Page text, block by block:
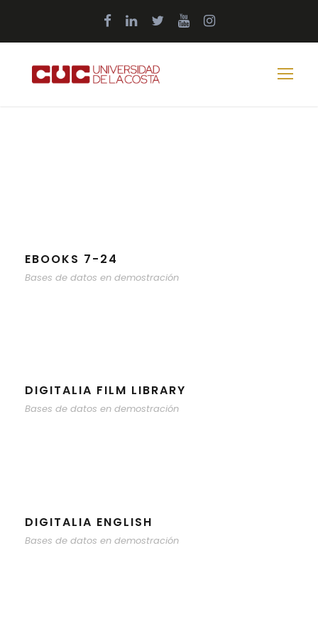
EBOOKS 7-24
Bases de datos en demostración
DIGITALIA FILM LIBRARY
Bases de datos en demostración
DIGITALIA ENGLISH
Bases de datos en demostración